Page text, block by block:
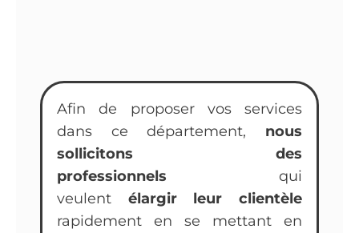
Afin de proposer vos services
dans ce département, nous
sollicitons des
professionnels qui
veulent élargir leur clientèle
rapidement en se mettant en